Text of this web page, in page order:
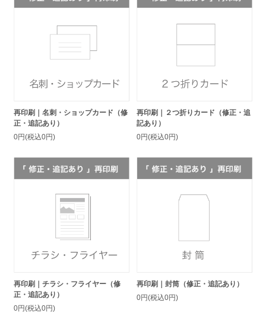
再印刷｜名刺・ショップカード（修
正・追記あり）
0円(税込0円)
再印刷｜２つ折りカード（修正・追
記あり）
0円(税込0円)
再印刷｜チラシ・フライヤー（修
正・追記あり）
0円(税込0円)
再印刷｜封筒（修正・追記あり）
0円(税込0円)